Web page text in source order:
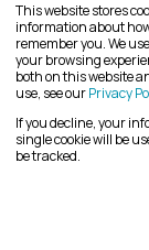
This website stores
information about
remember you. We
your browsing
both on this website
use, see ourPrivacy
If you decline, your
single cookie will be
be tracked.
Les
bureaux
leurs
Quels